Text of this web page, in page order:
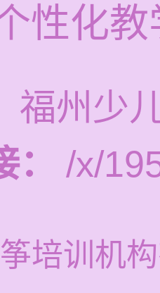
性化教
福州少
/x/
培训机